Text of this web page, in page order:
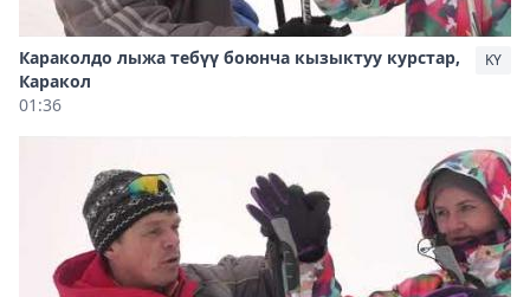
Караколдо лыжа тебүү боюнча кызыктуу курстар,
Каракол
01:36
KY